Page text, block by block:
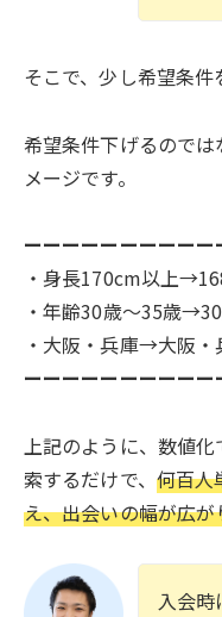
そこで、少し希望条件
希望条件下げるので
メージです。
ーーーーーーーーーー
・身長170cm以上
・年齢30歳〜35歳
・大阪・兵庫→大阪
ーーーーーーーーーー
上記のように、数値
索するだけで、 何百人
え、出会いの幅が広が
入会時